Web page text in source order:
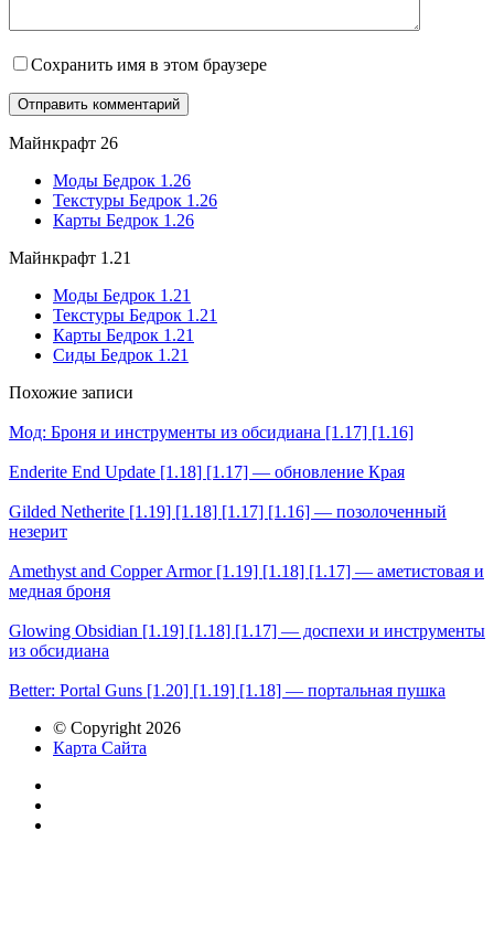
Сохранить имя в этом браузере
Майнкрафт 26
Моды Бедрок 1.26
Текстуры Бедрок 1.26
Карты Бедрок 1.26
Майнкрафт 1.21
Моды Бедрок 1.21
Текстуры Бедрок 1.21
Карты Бедрок 1.21
Сиды Бедрок 1.21
Похожие записи
Мод: Броня и инструменты из обсидиана [1.17] [1.16]
Enderite End Update [1.18] [1.17] — обновление Края
Gilded Netherite [1.19] [1.18] [1.17] [1.16] — позолоченный
незерит
Amethyst and Copper Armor [1.19] [1.18] [1.17] — аметистовая и
медная броня
Glowing Obsidian [1.19] [1.18] [1.17] — доспехи и инструменты
из обсидиана
Better: Portal Guns [1.20] [1.19] [1.18] — портальная пушка
© Copyright 2026
Карта Сайта